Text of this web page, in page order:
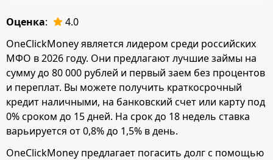
Оценка:
4.0
OneClickMoney является лидером среди российских
МФО в 2026 году. Они предлагают лучшие займы на
сумму до 80 000 рублей и первый заем без процентов
и переплат. Вы можете получить краткосрочный
кредит наличными, на банковский счет или карту под
0% сроком до 15 дней. На срок до 18 недель ставка
варьируется от 0,8% до 1,5% в день.
OneClickMoney предлагает погасить долг с помощью